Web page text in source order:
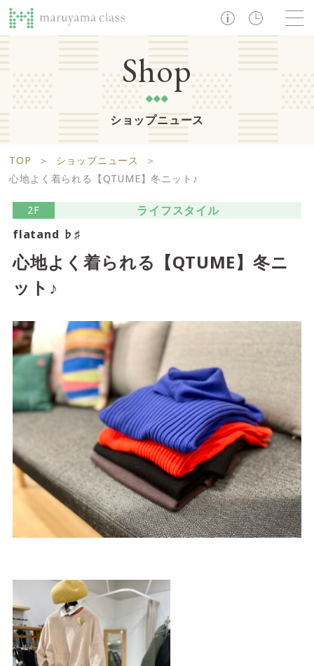
TOP
ショップ レストラン・カフェ ショップニュース
イベント・お知らせ 施設案内
検索
マルヤマ クラスとは
サイトご利用にあたって
閉じる
Life support floor
ライフサポートフロア
営業時間 10:00 ~ 20:00
1F Food boutique floor
フードブティックフロア
※一部店舗は営業時間が異なります。
2F Fashion & Life style floor
ファッション＆ライフスタイルフロア
営業時間 10:00 ~ 20:00
3F Service & Beauty & Restaurant
floor
営業時間 10:00 ~ 22:00
4F/5F Physical care floor
Shop
ショップニュース
TOP ＞ ショップニュース
＞
心地よく着られる【QTUME】冬ニット♪
2F
ライフスタイル
flatand ♭♯
心地よく着られる【QTUME】冬ニ
ット♪